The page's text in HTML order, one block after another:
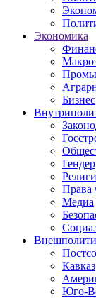
Экономика
Бизнес
Гендер
Права
Медиа
Кавказ
Юго-